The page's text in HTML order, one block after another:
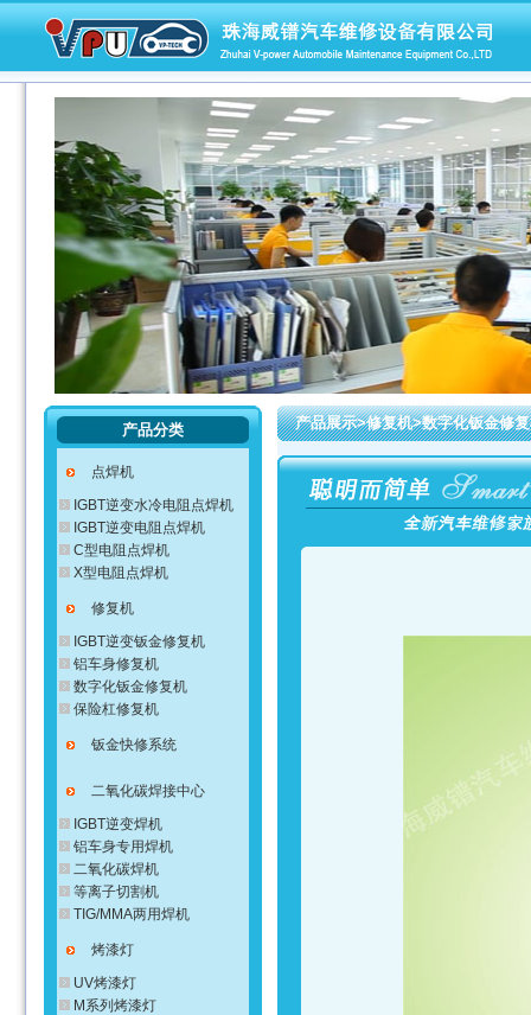
产品分类
点焊机
IGBT逆变水冷电阻点焊机
IGBT逆变电阻点焊机
C型电阻点焊机
X型电阻点焊机
修复机
IGBT逆变钣金修复机
铝车身修复机
数字化钣金修复机
保险杠修复机
钣金快修系统
二氧化碳焊接中心
IGBT逆变焊机
铝车身专用焊机
二氧化碳焊机
等离子切割机
TIG/MMA两用焊机
烤漆灯
UV烤漆灯
M系列烤漆灯
产品展示>修复机>数字化钣金修